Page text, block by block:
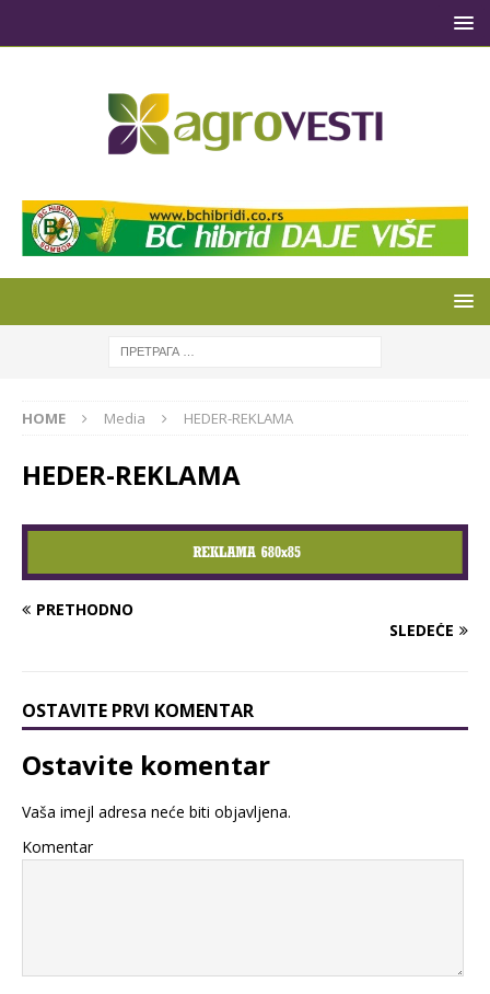
HOME Media HEDER-REKLAMA
HEDER-REKLAMA
PRETHODNO
SLEDEĆE
OSTAVITE PRVI KOMENTAR
Ostavite komentar
Vaša imejl adresa neće biti objavljena.
Komentar